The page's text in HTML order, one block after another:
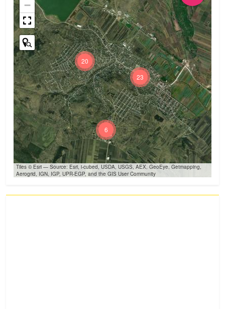
23
20
6
−
Tiles © Esri — Source: Esri, i-cubed, USDA, USGS, AEX, GeoEye, Getmapping,
Aerogrid, IGN, IGP, UPR-EGP, and the GIS User Community